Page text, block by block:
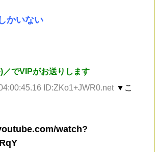
かいない
／でVIPがお送りします
ID:ZKo1+JWR0.net ▼こ
watch?